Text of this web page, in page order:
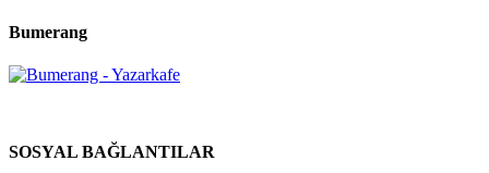
Bumerang
SOSYAL BAĞLANTILAR